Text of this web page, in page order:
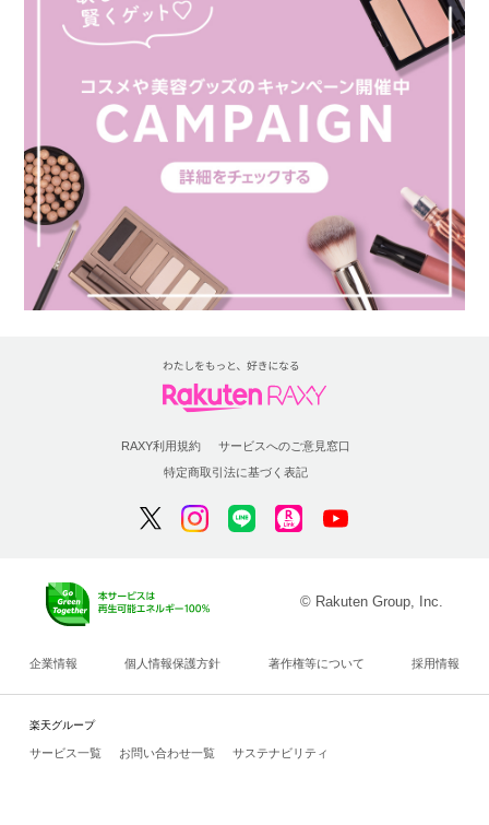
RAXY利用規約
サービスへのご意見窓口
特定商取引法に基づく表記
© Rakuten Group, Inc.
企業情報 個人情報保護方針 著作権等について 採用情報
楽天グループ
サービス一覧 お問い合わせ一覧 サステナビリティ